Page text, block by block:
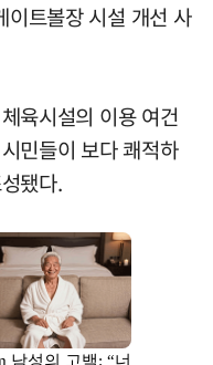
이트볼장 시설 개선 사
육시설의 이용 여건
민들이 보다 쾌적하
됐다.